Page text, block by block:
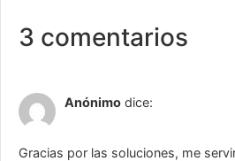
3 comentarios
Anónimo dice:
Gracias por las soluciones, me